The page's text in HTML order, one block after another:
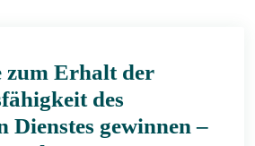
zum Erhalt der
des
Dienstes gewinnen –